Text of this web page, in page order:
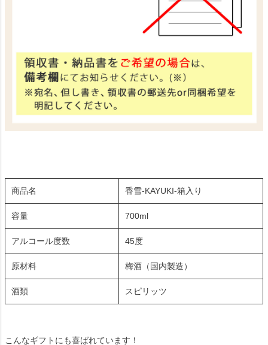
商品名 香雪-KAYUKI-箱入り
容量 700ml
アルコール度数 45度
原材料 梅酒（国内製造）
酒類 スピリッツ
こんなギフトにも喜ばれています！